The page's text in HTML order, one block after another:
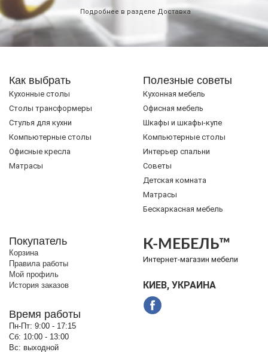
Подробнее в разделе Доставка
Как выбрать
Кухонные столы
Cтолы трансформеры
Стулья для кухни
Компьютерные столы
Офисные кресла
Матрасы
Полезные советы
Кухонная мебель
Офисная мебель
Шкафы и шкафы-купе
Компьютерные столы
Интерьер спальни
Советы
Детская комната
Матрасы
Бескаркасная мебель
Покупатель
Корзина
Правила работы
Мой профиль
История заказов
Время работы
Пн-Пт: 9:00 - 17:15
Сб: 10:00 - 13:00
Вс: выходной
К-МЕБЕЛЬ™
Интернет-магазин мебели
КИЕВ, УКРАИНА